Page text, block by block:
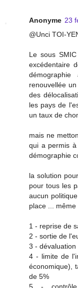
Anonyme 23
@Unci TOI-
Le sous
excédentaire
renouvellée
des
les pays de
un taux de
mais ne
qui a permis à
démographie
la solution
pour tous les
aucun
place ...
1 - reprise de
2 - sortie de
3 -
4 - limite de
économique),
de 5%